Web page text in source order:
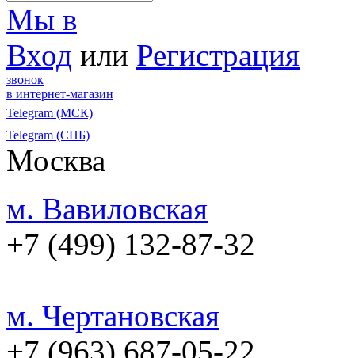
Мы в
Вход или Регистрация
звонок
в интернет-магазин
Telegram (МСК)
Telegram (СПБ)
Москва
м. Вавиловская
+7 (499) 132-87-32
м. Чертановская